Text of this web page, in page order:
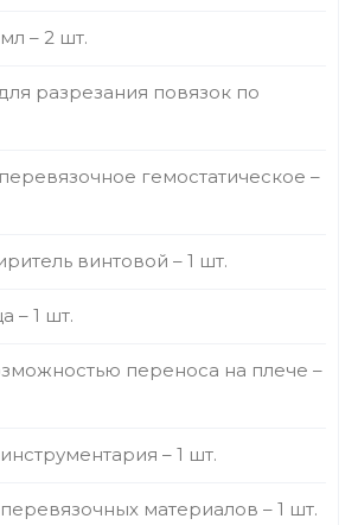
– 2 шт.
разрезания повязок по
гемостатическое –
винтовой – 1 шт.
– 1 шт.
переноса на плече –
– 1 шт.
материалов – 1 шт.